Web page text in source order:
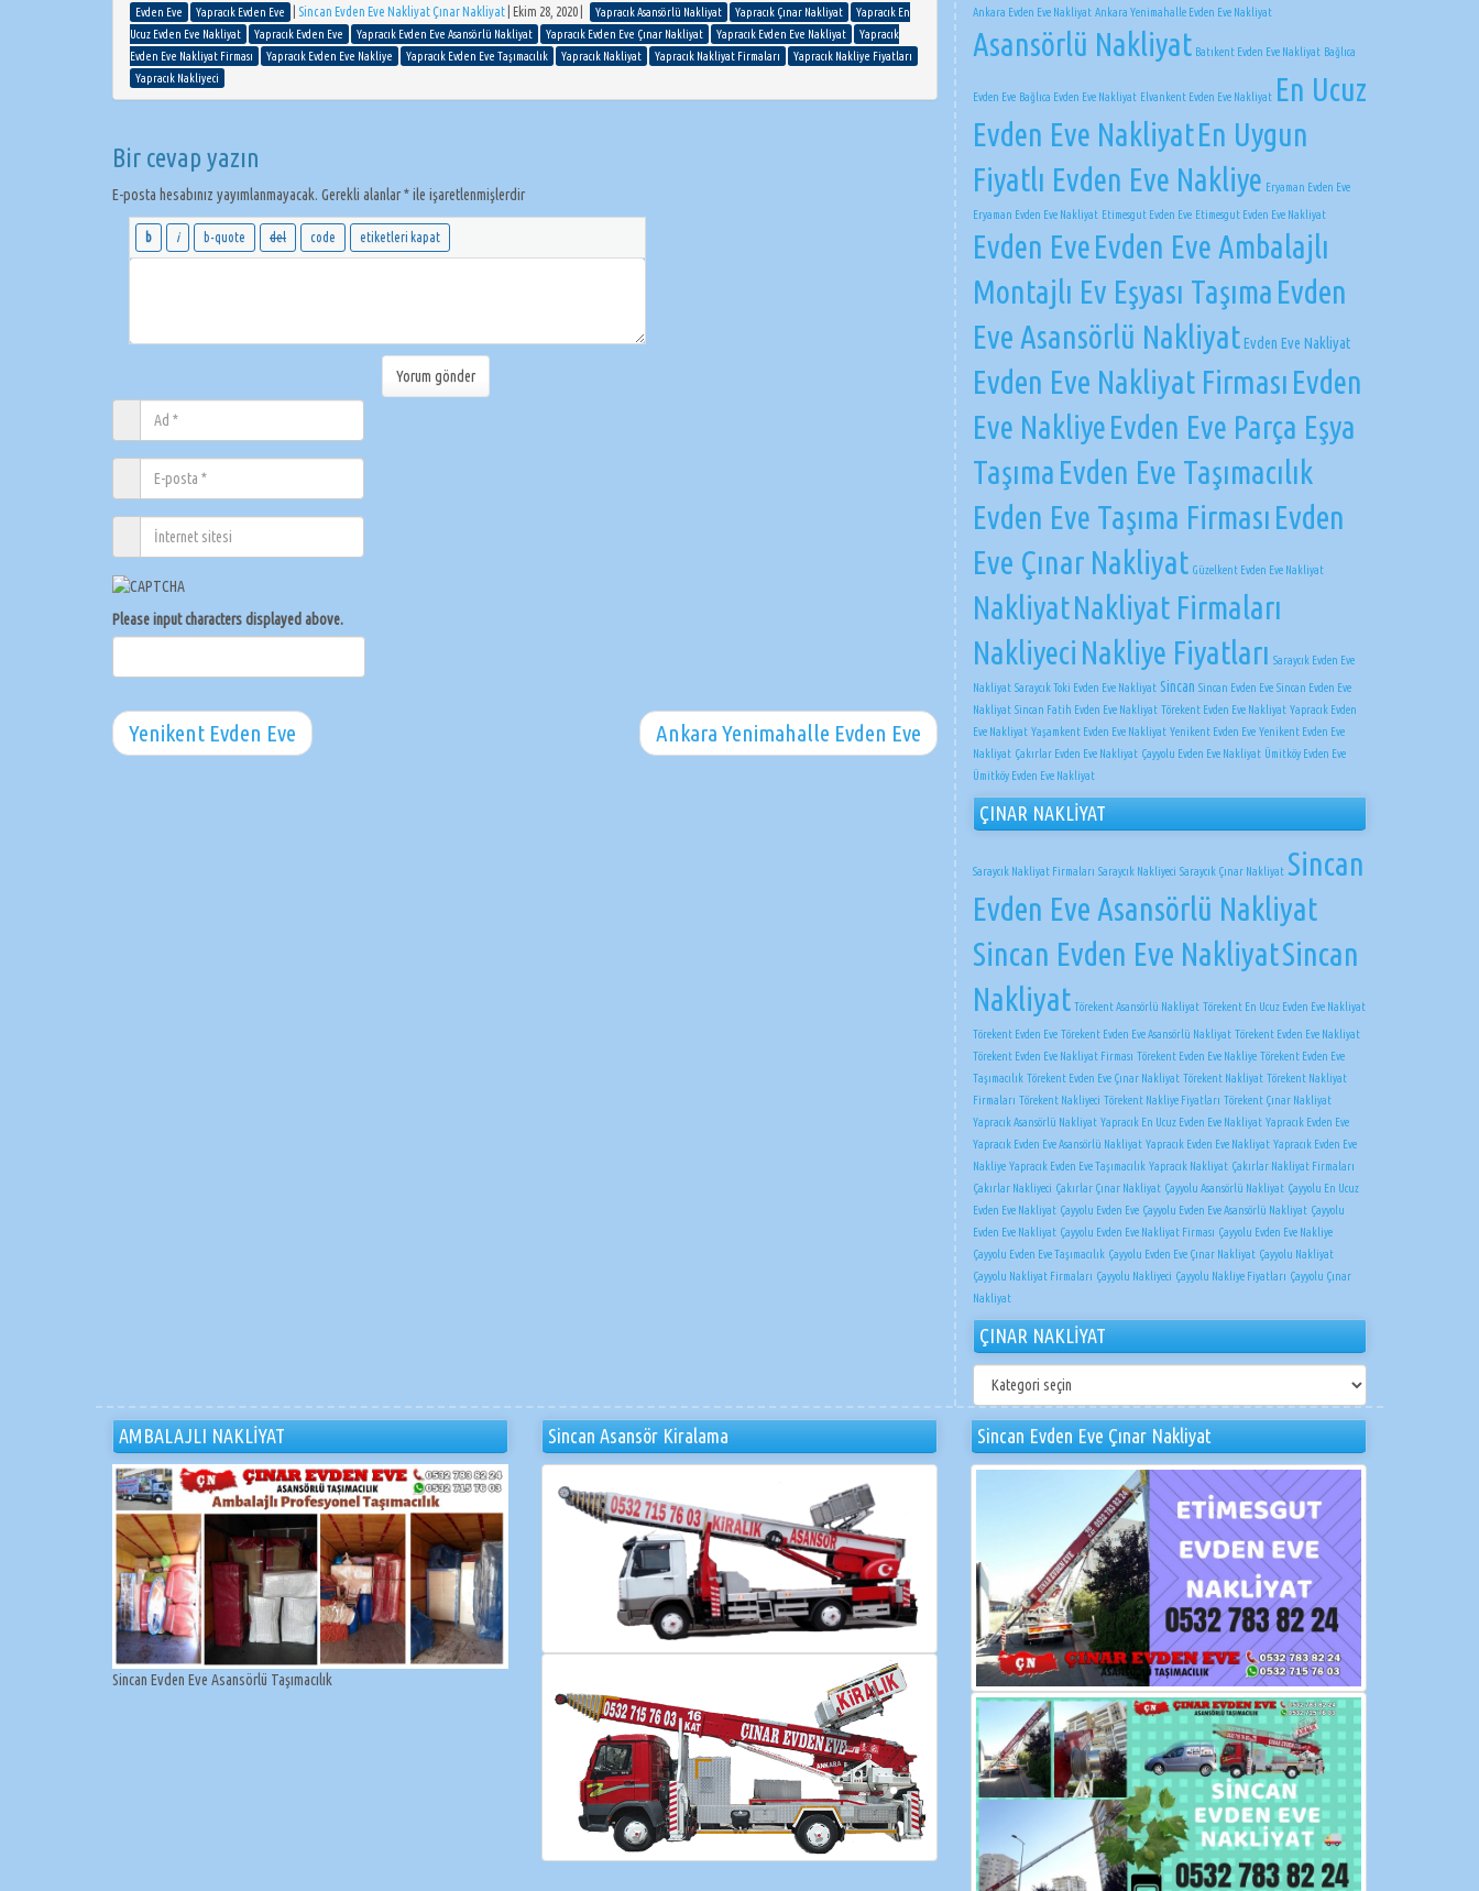
Evden Eve Yapracık Evden Eve Sincan Evden Eve Nakliyat Çınar Nakliyat Ekim 28, 2020 Yapracık Asansörlü Nakliyat Yapracık Çınar Nakliyat
Yapracık En
Ucuz Evden Eve Nakliyat
Yapracık Evden Eve Yapracık Evden Eve Asansörlü Nakliyat Yapracık Evden Eve Çınar Nakliyat Yapracık Evden Eve Nakliyat
Yapracık
Evden Eve Nakliyat Firması
Yapracık Evden Eve Nakliye Yapracık Evden Eve Taşımacılık Yapracık Nakliyat Yapracık Nakliyat Firmaları
Yapracık Nakliye Fiyatları
Yapracık Nakliyeci
Bir cevap yazın
E-posta hesabınız yayımlanmayacak. Gerekli alanlar*ile işaretlenmişlerdir
Please input characters displayed above.
Ankara Yenimahalle Evden Eve
Yenikent Evden Eve
Ankara Evden Eve Nakliyat Ankara Yenimahalle Evden Eve Nakliyat
Asansörlü Nakliyat Batıkent Evden Eve Nakliyat Bağlıca
Evden Eve Bağlıca Evden Eve Nakliyat Elvankent Evden Eve Nakliyat En Ucuz
Evden Eve NakliyatEn Uygun
Fiyatlı Evden Eve Nakliye Eryaman Evden Eve
Eryaman Evden Eve Nakliyat Etimesgut Evden Eve Etimesgut Evden Eve Nakliyat
Evden EveEvden Eve Ambalajlı
Montajlı Ev Eşyası Taşıma Evden
Eve Asansörlü NakliyatEvden Eve Nakliyat
Evden Eve Nakliyat Firması Evden
Eve NakliyeEvden Eve Parça Eşya
Taşıma Evden Eve Taşımacılık
Evden Eve Taşıma Firması Evden
Eve Çınar Nakliyat Güzelkent Evden Eve Nakliyat
NakliyatNakliyat Firmaları
Nakliyeci Nakliye Fiyatları Saraycık Evden Eve
Nakliyat Saraycık Toki Evden Eve Nakliyat Sincan Sincan Evden Eve Sincan Evden Eve
Nakliyat Sincan Fatih Evden Eve Nakliyat Törekent Evden Eve Nakliyat Yapracık Evden
Eve Nakliyat Yaşamkent Evden Eve Nakliyat Yenikent Evden Eve Yenikent Evden Eve
Nakliyat Çakırlar Evden Eve Nakliyat Çayyolu Evden Eve Nakliyat Ümitköy Evden Eve
Ümitköy Evden Eve Nakliyat
ÇINAR NAKLİYAT
Saraycık Nakliyat Firmaları Saraycık Nakliyeci Saraycık Çınar Nakliyat Sincan
Evden Eve Asansörlü Nakliyat
Sincan Evden Eve NakliyatSincan
Nakliyat Törekent Asansörlü Nakliyat Törekent En Ucuz Evden Eve Nakliyat
Törekent Evden Eve Törekent Evden Eve Asansörlü Nakliyat Törekent Evden Eve Nakliyat
Törekent Evden Eve Nakliyat Firması Törekent Evden Eve Nakliye Törekent Evden Eve
Taşımacılık Törekent Evden Eve Çınar Nakliyat Törekent Nakliyat Törekent Nakliyat
Firmaları Törekent Nakliyeci Törekent Nakliye Fiyatları Törekent Çınar Nakliyat
Yapracık Asansörlü Nakliyat Yapracık En Ucuz Evden Eve Nakliyat Yapracık Evden Eve
Yapracık Evden Eve Asansörlü Nakliyat Yapracık Evden Eve Nakliyat Yapracık Evden Eve
Nakliye Yapracık Evden Eve Taşımacılık Yapracık Nakliyat Çakırlar Nakliyat Firmaları
Çakırlar Nakliyeci Çakırlar Çınar Nakliyat Çayyolu Asansörlü Nakliyat Çayyolu En Ucuz
Evden Eve Nakliyat Çayyolu Evden Eve Çayyolu Evden Eve Asansörlü Nakliyat Çayyolu
Evden Eve Nakliyat Çayyolu Evden Eve Nakliyat Firması Çayyolu Evden Eve Nakliye
Çayyolu Evden Eve Taşımacılık Çayyolu Evden Eve Çınar Nakliyat Çayyolu Nakliyat
Çayyolu Nakliyat Firmaları Çayyolu Nakliyeci Çayyolu Nakliye Fiyatları Çayyolu Çınar
Nakliyat
ÇINAR NAKLİYAT
NAKLİYAT
AMBALAJLI NAKLİYAT
Sincan Evden Eve Asansörlü Taşımacılık
Sincan Asansör Kiralama Sincan Evden Eve Çınar Nakliyat